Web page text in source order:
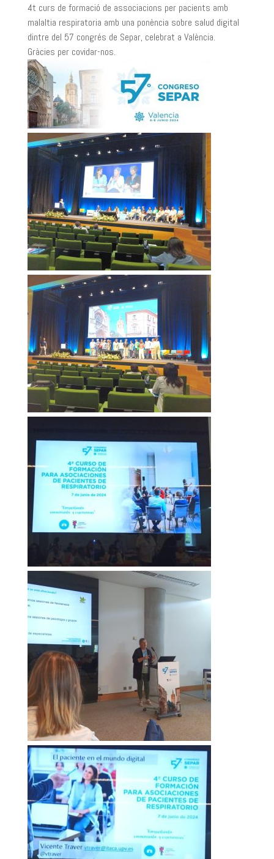
4t curs de formació de associacions per pacients amb
malaltia respiratoria amb una ponència sobre salud digital
dintre del 57 congrés de Separ, celebrat a València.
Gràcies per covidar-nos.